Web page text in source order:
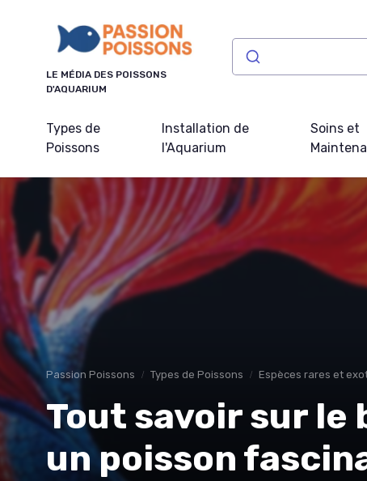
LE MÉDIA DES POISSONS
D'AQUARIUM
Types de
Poissons
Installation de
l'Aquarium
Soins et
Passion Poissons Types de Poissons Espèces rares et
Tout savoir sur le
un poisson